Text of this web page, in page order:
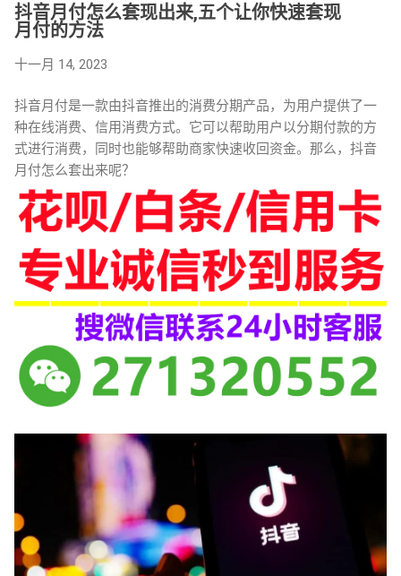
抖音月付怎么套现出来,五个让你快速套现
月付的方法
十一月 14, 2023
抖音月付是一款由抖音推出的消费分期产品，为用户提供了一
种在线消费、信用消费方式。它可以帮助用户以分期付款的方
式进行消费，同时也能够帮助商家快速收回资金。那么，抖音
月付怎么套出来呢？